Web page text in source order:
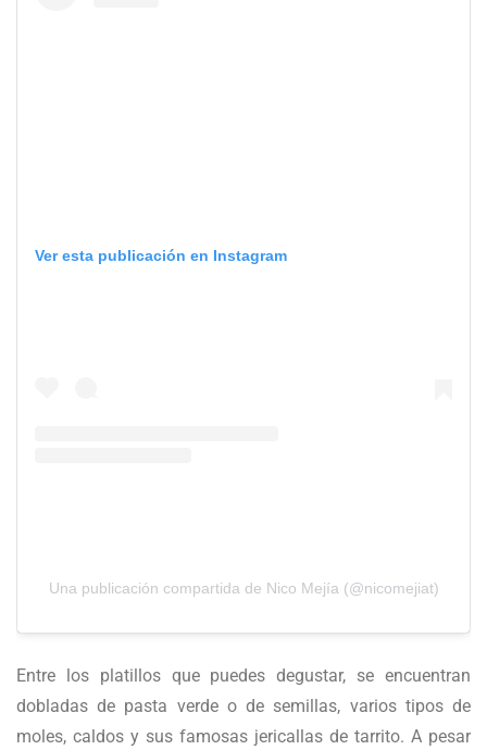
Ver esta publicación en Instagram
Una publicación compartida de Nico Mejía (@nicomejiat)
Entre los platillos que puedes degustar, se encuentran
dobladas de pasta verde o de semillas, varios tipos de
moles, caldos y sus famosas jericallas de tarrito. A pesar